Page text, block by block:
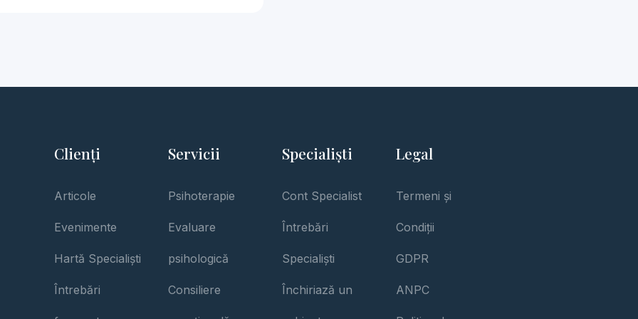
Clienți
Articole
Evenimente
Hartă Specialiști
Întrebări
Servicii
Psihoterapie
Evaluare
psihologică
Consiliere
Specialiști
Cont Specialist
Întrebări
Specialiști
Închiriază un
Legal
Termeni și
Condiții
GDPR
ANPC